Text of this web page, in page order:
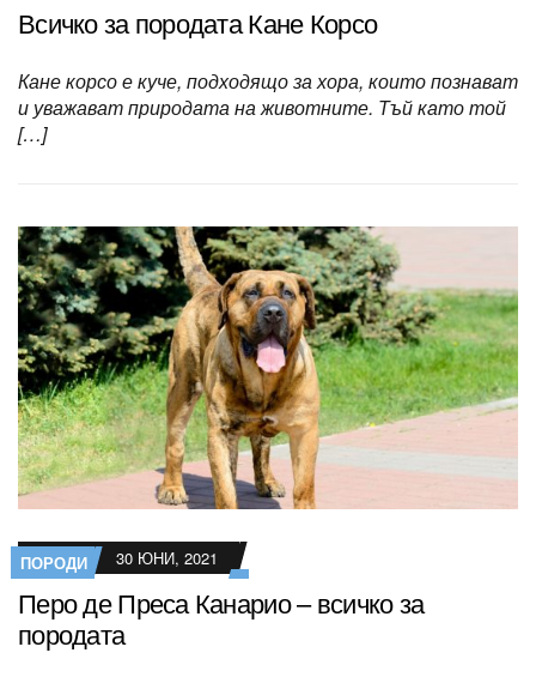
Всичко за породата Кане Корсо
Кане корсо е куче, подходящо за хора, които познават
и уважават природата на животните. Тъй като той
[…]
ПОРОДИ 30 ЮНИ, 2021
Перо де Преса Канарио – всичко за
породата